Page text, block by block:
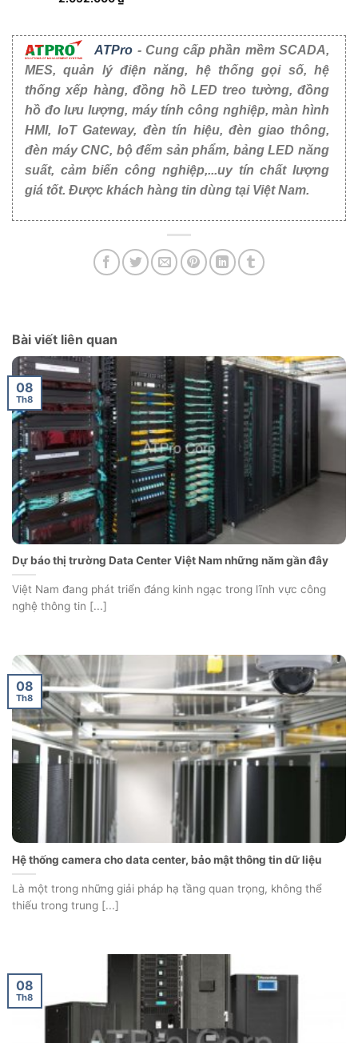
ATPro - Cung cấp phần mềm SCADA,
MES, quản lý điện năng, hệ thống gọi số, hệ
thống xếp hàng, đồng hồ LED treo tường, đồng
hồ đo lưu lượng, máy tính công nghiệp, màn hình
HMI, IoT Gateway, đèn tín hiệu, đèn giao thông,
đèn máy CNC, bộ đếm sản phẩm, bảng LED năng
suất, cảm biến công nghiệp,...uy tín chất lượng
giá tốt. Được khách hàng tin dùng tại Việt Nam.
Bài viết liên quan
Dự báo thị trường Data Center Việt Nam những năm gần đây
Việt Nam đang phát triển đáng kinh ngạc trong lĩnh vực công
nghệ thông tin [...]
08
Th8
Hệ thống camera cho data center, bảo mật thông tin dữ liệu
Là một trong những giải pháp hạ tầng quan trọng, không thể
thiếu trong trung [...]
08
Th8
08
Th8